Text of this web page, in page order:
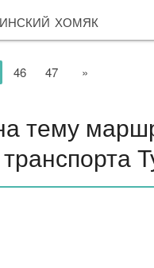
хомяк
46 47 »
тему